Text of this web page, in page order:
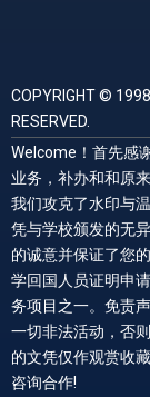
COPYRIGHT ©
RESERVED.
Welcome！首先感
业务，补办和和原
我们攻克了水印与
凭与学校颁发的无
的诚意并保证了您
学回国人员证明申
务项目之一。免责
一切非法活动，否
的文凭仅作观赏收
咨询合作!